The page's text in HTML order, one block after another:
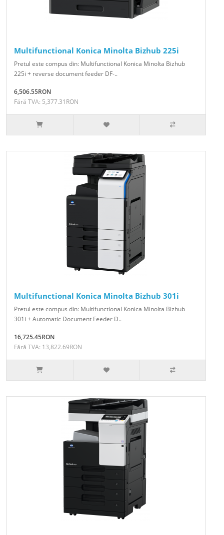
Multifunctional Konica Minolta Bizhub 225i
Pretul este compus din: Multifunctional Konica Minolta Bizhub
225i + reverse document feeder DF-..
6,506.55RON
Fără TVA: 5,377.31RON
Multifunctional Konica Minolta Bizhub 301i
Pretul este compus din: Multifunctional Konica Minolta Bizhub
301i + Automatic Document Feeder D..
16,725.45RON
Fără TVA: 13,822.69RON